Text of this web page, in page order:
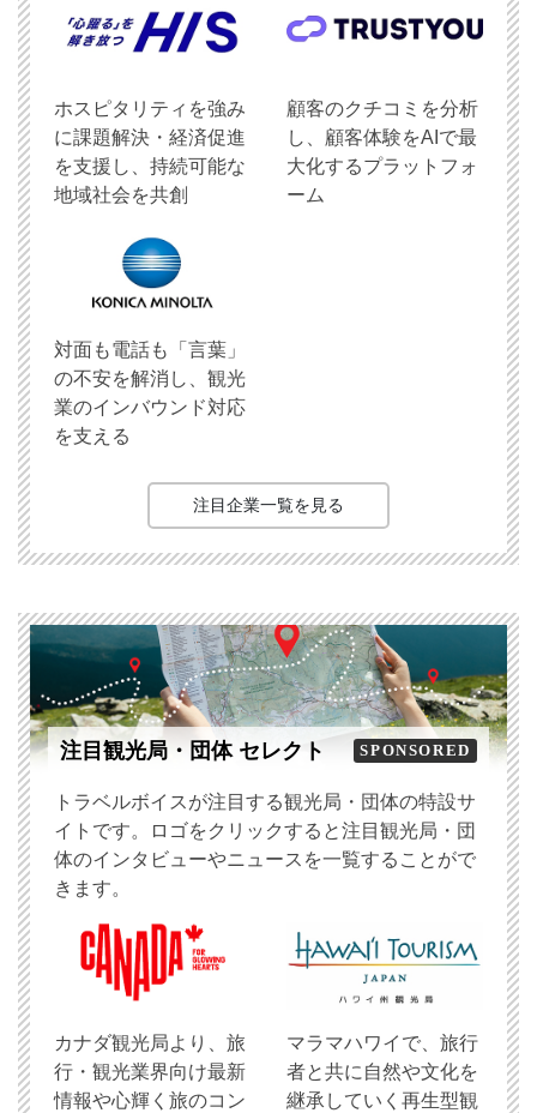
ホスピタリティを強み
に課題解決・経済促進
を支援し、持続可能な
地域社会を共創
顧客のクチコミを分析
し、顧客体験をAIで最
大化するプラットフォ
ーム
対面も電話も「言葉」
の不安を解消し、観光
業のインバウンド対応
を支える
注目企業一覧を見る
注目観光局・団体 セレクト SPONSORED
トラベルボイスが注目する観光局・団体の特設サ
イトです。ロゴをクリックすると注目観光局・団
体のインタビューやニュースを一覧することがで
きます。
​カナダ観光局より、旅
行・観光業界向け最新
情報や心輝く旅のコン
マラマハワイで、旅行
者と共に自然や文化を
継承していく再生型観